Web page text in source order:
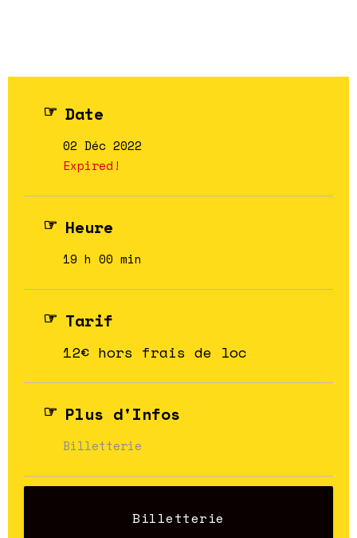
Date
02 Déc 2022
Expired!
Heure
19 h 00 min
Tarif
12€ hors frais de loc
Plus d'Infos
Billetterie
Billetterie